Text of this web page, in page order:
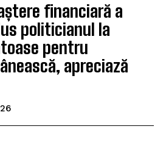
financiară a
politicianul la
pentru
apreciază